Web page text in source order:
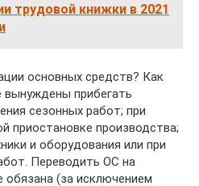
трудовой книжки в 2021
основных средств? Как
вынуждены прибегать
сезонных работ; при
приостановке производства;
и оборудования или при
Переводить ОС на
обязана (за исключением